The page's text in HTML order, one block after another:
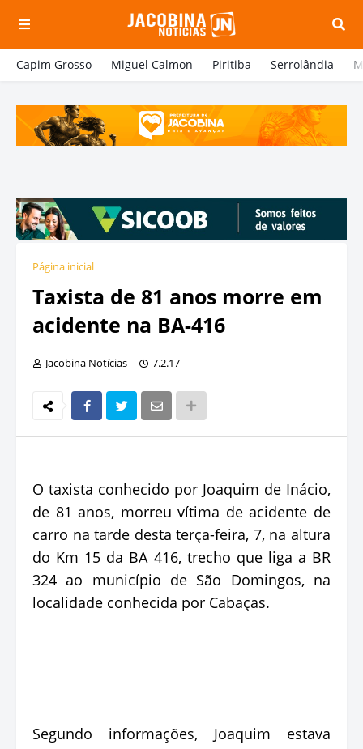
Capim Grosso Miguel Calmon Piritiba Serrolândia
Página inicial
Taxista de 81 anos morre em
acidente na BA-416
Jacobina Notícias 7.2.17
O taxista conhecido por Joaquim de Inácio,
de 81 anos, morreu vítima de acidente de
carro na tarde desta terça-feira, 7, na altura
do Km 15 da BA 416, trecho que liga a BR
324 ao município de São Domingos, na
localidade conhecida por Cabaças.
Segundo informações, Joaquim estava